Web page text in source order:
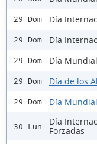
29 Dom Día
29 Dom Día
29 Dom Día
29 Dom Día de los
29 Dom Día
30 Lun
Día
Forzadas